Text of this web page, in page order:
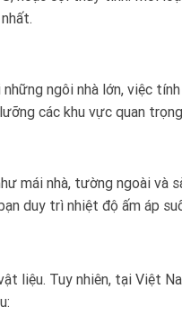
ngôi nhà lớn, việc
các khu vực quan
mái nhà, tường ngoài và
duy trì nhiệt độ ấm áp
liệu. Tuy nhiên, tại Việt